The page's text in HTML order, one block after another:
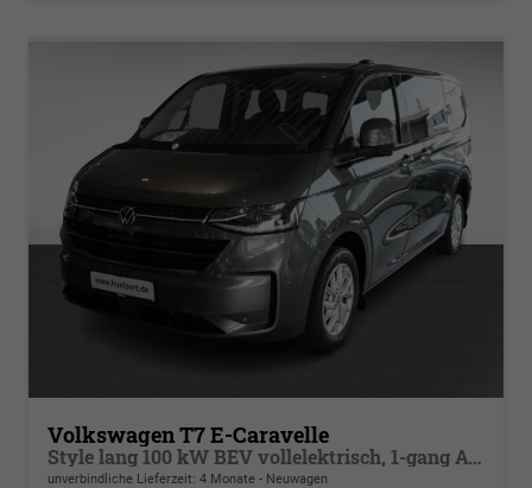
Volkswagen T7 E-Caravelle
Style lang 100 kW BEV vollelektrisch, 1-gang Automatik, Heckantrieb, 8 Sitze, Klimaautomatik 3 Zonen, dunkel eingefärbte Scheiben, Fahrerassistenzpaket Plus, Langer Radstand
unverbindliche Lieferzeit: 4 Monate Neuwagen